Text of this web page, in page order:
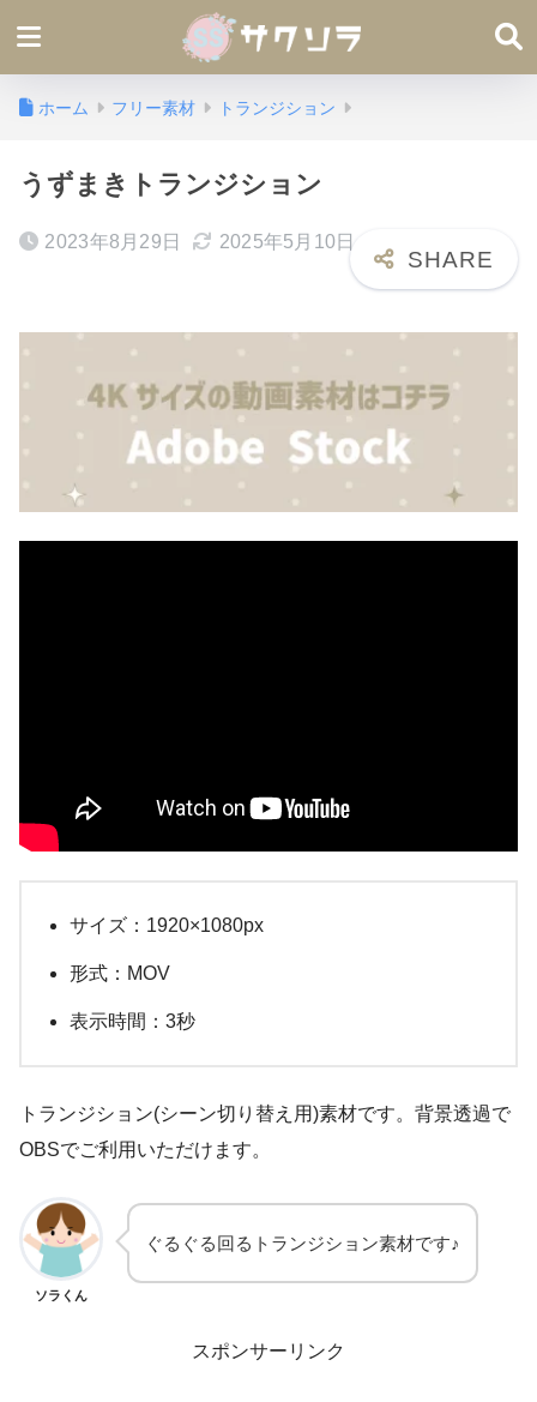
ホーム フリー素材 トランジション
うずまきトランジション
2023年8月29日 2025年5月10日
サイズ：1920×1080px
形式：MOV
表示時間：3秒
トランジション(シーン切り替え用)素材です。背景透過で
OBSでご利用いただけます。
ソラくん
ぐるぐる回るトランジション素材です♪
スポンサーリンク